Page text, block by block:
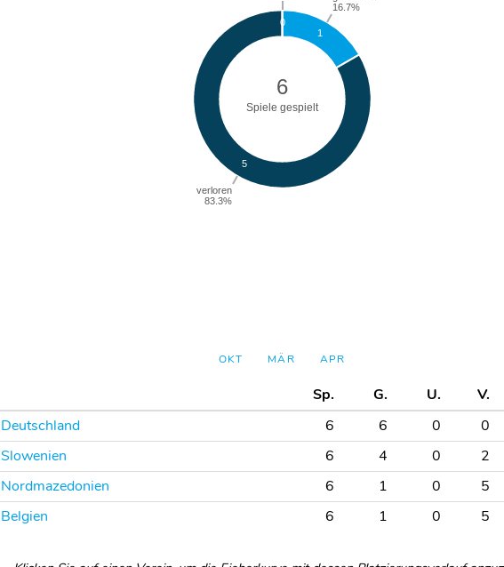
OKT MÄR APR
Sp. G. U. V.
Deutschland 6 6 0 0
Slowenien 6 4 0 2
Nordmazedonien 6 1 0 5
Belgien 6 1 0 5